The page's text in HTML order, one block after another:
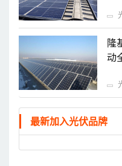
隆
动
最新加入光伏品牌